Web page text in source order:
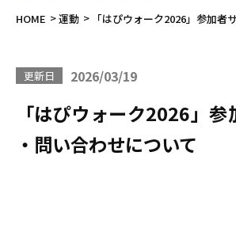
HOME 運動 「はぴウォーク2026」参加
更新日 2026/03/19
「はぴウォーク2026」
・問い合わせについて